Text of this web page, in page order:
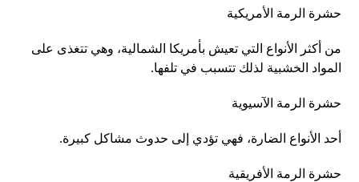
حشرة الرمة الأمريكية
من أكثر الأنواع التي تعيش بأمريكا الشمالية، وهي تتغذى على
المواد الخشبية لذلك تتسبب في تلفها.
حشرة الرمة الآسيوية
أحد الأنواع الضارة، فهي تؤدي إلى حدوث مشاكل كبيرة.
حشرة الرمة الأفريقية